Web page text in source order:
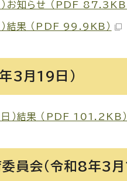
お知らせ （PDF 87.3KB
結果 （PDF 99.9KB）
3月19日）
）結果 （PDF 101.2KB）
員会（令和8年3月